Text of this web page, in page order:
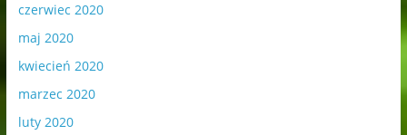
czerwiec 2020
maj 2020
kwiecień 2020
marzec 2020
luty 2020